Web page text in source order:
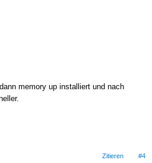
memory up installiert und nach
Zitieren #4